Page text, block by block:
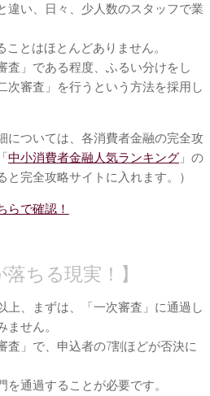
違い、日々、少人数のスタッフで業
とはほとんどありません。
査」である程度、ふるい分けをし
次審査」を行うという方法を採用し
については、各消費者金融の完全攻
中小消費者金融人気ランキング 」の
と完全攻略サイトに入れます。）
らで確認！
落ちる現実！】
上、まずは、「一次審査」に通過し
せん。
査」で、申込者の7割ほどが否決に
通過することが必要です。